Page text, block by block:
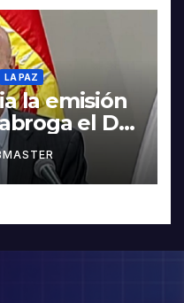
LA PAZ
la emisión
el DS